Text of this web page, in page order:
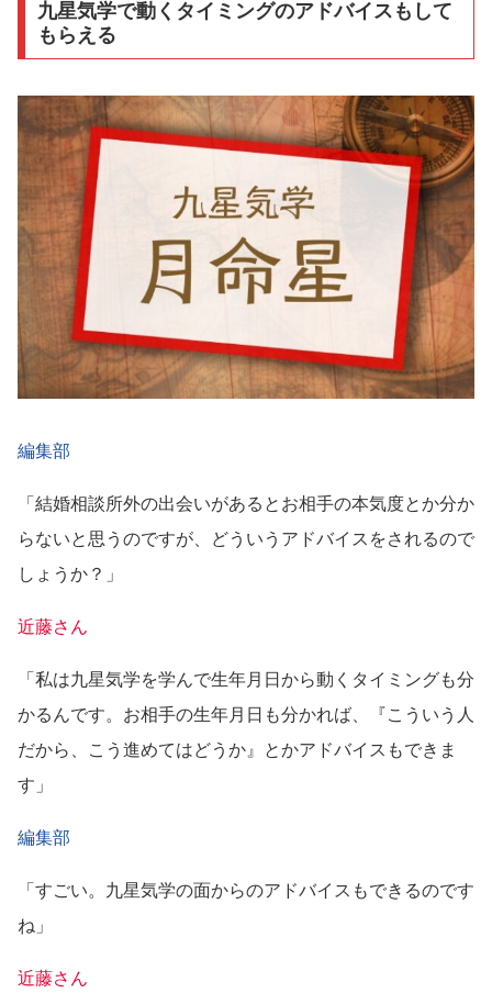
九星気学で動くタイミングのアドバイスもして
もらえる
編集部
「結婚相談所外の出会いがあるとお相手の本気度とか分か
らないと思うのですが、どういうアドバイスをされるので
しょうか？」
近藤さん
「私は九星気学を学んで生年月日から動くタイミングも分
かるんです。お相手の生年月日も分かれば、『こういう人
だから、こう進めてはどうか』とかアドバイスもできま
す」
編集部
「すごい。九星気学の面からのアドバイスもできるのです
ね」
近藤さん